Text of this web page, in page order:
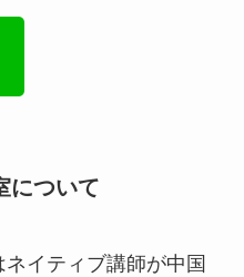
について
イティブ講師が中国